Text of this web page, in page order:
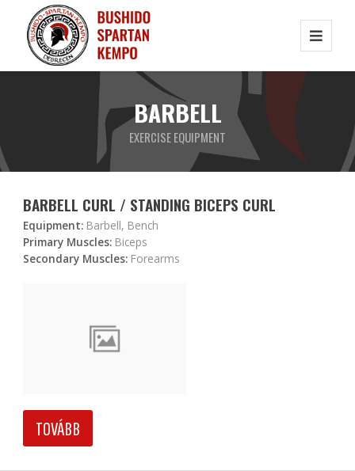
BARBELL
EXERCISE EQUIPMENT
BARBELL CURL / STANDING BICEPS CURL
Equipment: Barbell, Bench
Primary Muscles: Biceps
Secondary Muscles: Forearms
TOVÁBB